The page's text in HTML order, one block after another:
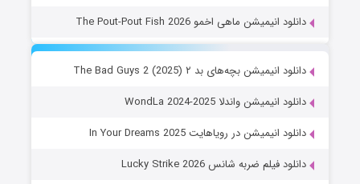
دانلود انیمیشن ماهی اخمو The Pout-Pout Fish 2026
دانلود انیمیشن بچه‌های بد ۲ The Bad Guys 2 (2025)
دانلود انیمیشن واندلا WondLa 2024-2025
دانلود انیمیشن در رویاهایت In Your Dreams 2025
دانلود فیلم ضربه شانس Lucky Strike 2026